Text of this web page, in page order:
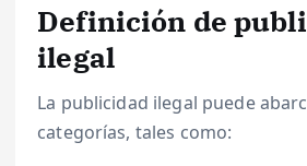
Definición de
ilegal
La publicidad ilegal puede
categorías, tales como: